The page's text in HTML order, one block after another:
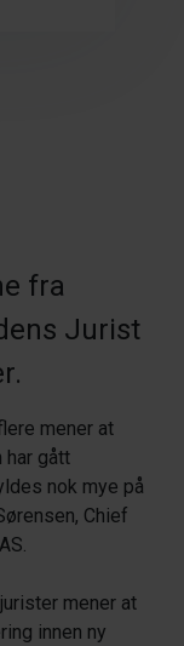
fra
Jurist
mener at
har gått
nok mye på
, Chief
.
mener at
innen ny